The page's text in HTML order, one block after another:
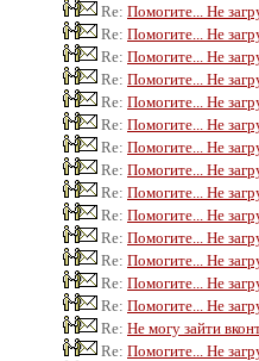
Re: Помогите... Не
Re: Помогите... Не
Re: Помогите... Не
Re: Помогите... Не
Re: Помогите... Не
Re: Помогите... Не
Re: Помогите... Не
Re: Помогите... Не
Re: Помогите... Не
Re: Помогите... Не
Re: Помогите... Не
Re: Помогите... Не
Re: Помогите... Не
Re: Помогите... Не
Re: Не могу зайти
Re: Помогите... Не